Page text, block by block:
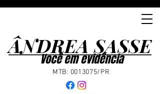
ÂNDREA SASSE
ÂNDREA SASSE
Você em evidência
MTB: 0013075/PR